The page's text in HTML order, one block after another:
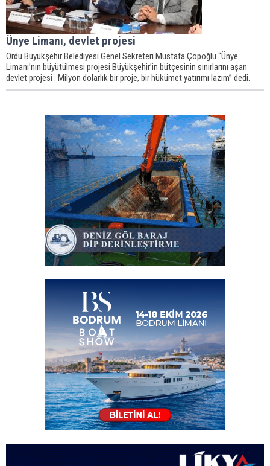
Ünye Limanı, devlet projesi
Ordu Büyükşehir Belediyesi Genel Sekreteri Mustafa Çöpoğlu “Ünye
Limanı’nın büyütülmesi projesi Büyükşehir’in bütçesinin sınırlarını aşan
devlet projesi . Milyon dolarlık bir proje, bir hükümet yatırımı lazım” dedi.